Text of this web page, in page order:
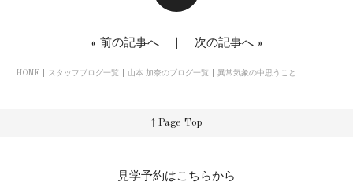
« 前の記事へ｜ 次の記事へ»
HOME スタッフブログ一覧 山本 加奈のブログ一覧 異常気象の中思うこと
↑ Page Top
見学予約はこちらから